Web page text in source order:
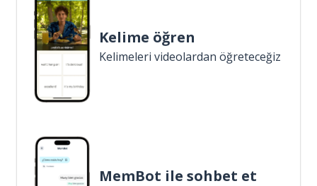
Kelime öğren
Kelimeleri videolardan öğreteceğiz
MemBot ile sohbet et